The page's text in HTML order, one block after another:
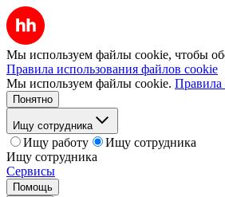
Мы используем файлы cookie, чтобы
Правила использования файлов cookie
Мы используем файлы cookie. Правила
Понятно
Ищу сотрудника
Ищу работу
Ищу сотрудника
Ищу сотрудника
Сервисы
Помощь